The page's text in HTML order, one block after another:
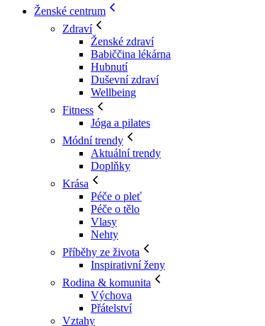
Ženské centrum
Zdraví
Ženské zdraví
Babiččina lékárna
Hubnutí
Duševní zdraví
Wellbeing
Fitness
Jóga a pilates
Módní trendy
Aktuální trendy
Doplňky
Krása
Péče o pleť
Péče o tělo
Vlasy
Nehty
Příběhy ze života
Inspirativní ženy
Rodina & komunita
Výchova
Přátelství
Vztahy